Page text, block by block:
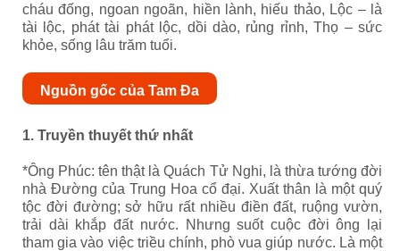
cháu đống, ngoan ngoãn, hiền lành, hiếu thảo, Lộc – là
tài lộc, phát tài phát lộc, dồi dào, rủng rỉnh, Thọ – sức
khỏe, sống lâu trăm tuổi.
Nguồn gốc của Tam Đa
1. Truyền thuyết thứ nhất
*Ông Phúc: tên thật là Quách Tử Nghi, là thừa tướng đời
nhà Đường của Trung Hoa cổ đại. Xuất thân là một quý
tộc đời đường; sở hữu rất nhiều điền đất, ruộng vườn,
trải dài khắp đất nước. Nhưng suốt cuộc đời ông lại
tham gia vào việc triều chính, phò vua giúp nước. Là một